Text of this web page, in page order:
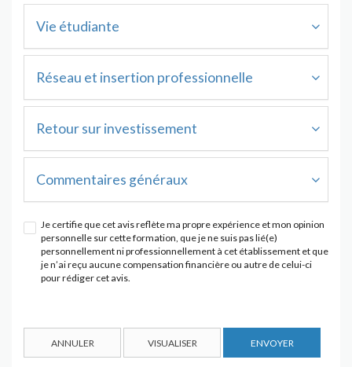
Vie étudiante
Réseau et insertion professionnelle
Retour sur investissement
Commentaires généraux
Je certifie que cet avis reflète ma propre expérience et mon opinion
personnelle sur cette formation, que je ne suis pas lié(e)
personnellement ni professionnellement à cet établissement et que
je n’ai reçu aucune compensation financière ou autre de celui-ci
pour rédiger cet avis.
ANNULER VISUALISER ENVOYER